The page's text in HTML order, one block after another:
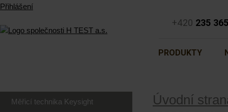
+420 235
PRODUKTY
Přihlášení
Úvodní
Měřicí technika Keysight